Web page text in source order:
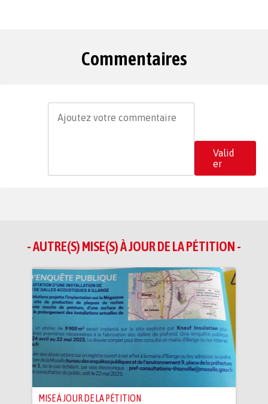
Commentaires
Valid
er
- AUTRE(S) MISE(S) À JOUR DE LA PÉTITION -
MISE À JOUR DE LA PÉTITION